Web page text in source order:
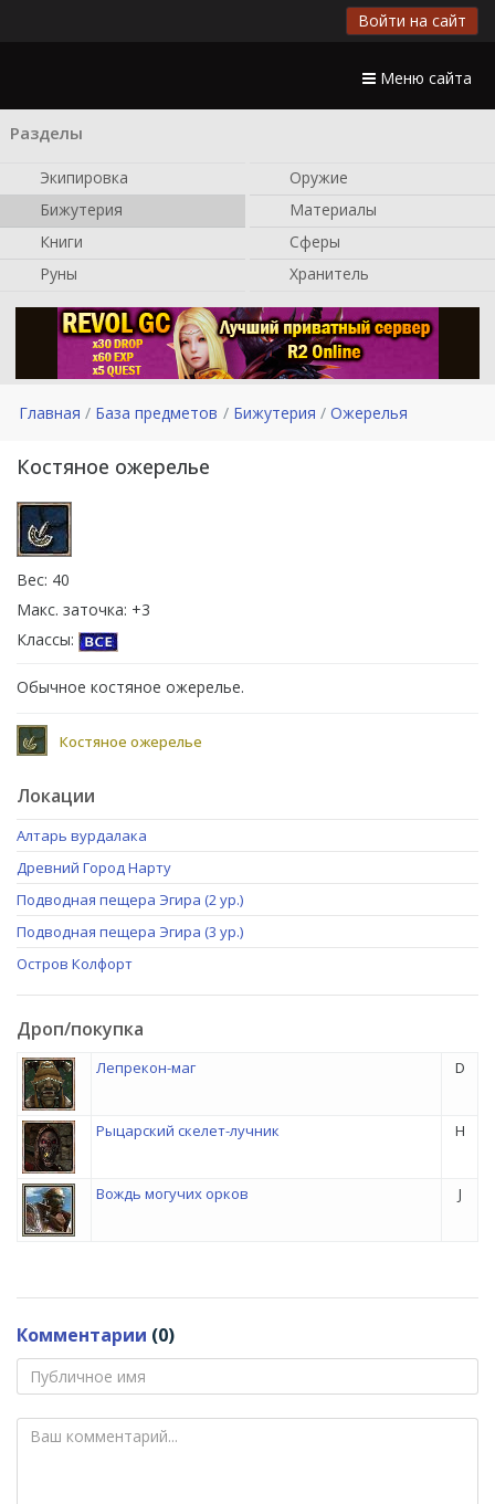
Войти на сайт
Меню сайта
Разделы
Экипировка
Оружие
Бижутерия
Материалы
Книги
Сферы
Руны
Хранитель
Главная База предметов Бижутерия Ожерелья
Костяное ожерелье
Вес: 40
Макс. заточка: +3
Классы:
Обычное костяное ожерелье.
Костяное ожерелье
Локации
Алтарь вурдалака
Древний Город Нарту
Подводная пещера Эгира (2 ур.)
Подводная пещера Эгира (3 ур.)
Остров Колфорт
Дроп/покупка
Лепрекон-маг D
Рыцарский скелет-лучник H
Вождь могучих орков J
Комментарии (0)